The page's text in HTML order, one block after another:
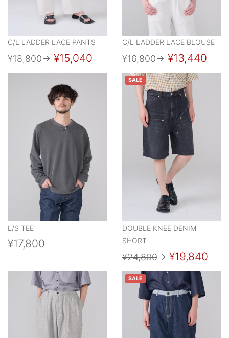
C/L LADDER LACE PANTS
¥18,800→ ¥15,040
C/L LADDER LACE BLOUSE
¥16,800→ ¥13,440
L/S TEE
¥17,800
SALE
DOUBLE KNEE DENIM
SHORT
¥24,800→ ¥19,840
SALE